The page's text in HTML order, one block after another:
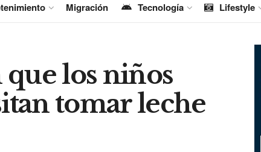
Migración Tecnología Lifestyle
los niños
tomar leche